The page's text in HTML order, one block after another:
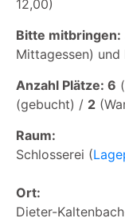
12,00)
Bitte mitbringen:
Mittagessen)
Anzahl Plätze: 6
(gebucht) / 2
Raum:
Schlosserei (
Ort:
Dieter-